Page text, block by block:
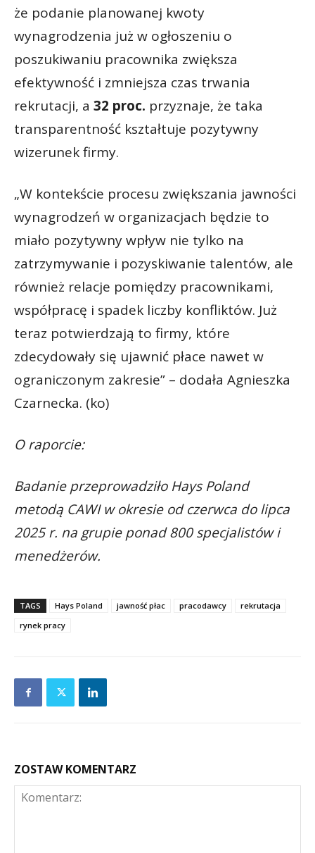
że podanie planowanej kwoty
wynagrodzenia już w ogłoszeniu o
poszukiwaniu pracownika zwiększa
efektywność i zmniejsza czas trwania
rekrutacji, a 32 proc. przyznaje, że taka
transparentność kształtuje pozytywny
wizerunek firmy.
„W kontekście procesu zwiększania jawności
wynagrodzeń w organizacjach będzie to
miało pozytywny wpływ nie tylko na
zatrzymywanie i pozyskiwanie talentów, ale
również relacje pomiędzy pracownikami,
współpracę i spadek liczby konfliktów. Już
teraz potwierdzają to firmy, które
zdecydowały się ujawnić płace nawet w
ograniczonym zakresie” – dodała Agnieszka
Czarnecka. (ko)
O raporcie:
Badanie przeprowadziło Hays Poland
metodą CAWI w okresie od czerwca do lipca
2025 r. na grupie ponad 800 specjalistów i
menedżerów.
TAGS Hays Poland jawność płac pracodawcy
rekrutacja
rynek pracy
ZOSTAW KOMENTARZ